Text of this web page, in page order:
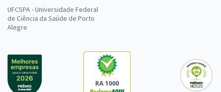
UFCSPA - Universidade Federal
de Ciência da Saúde de Porto
Alegre
RA 1000